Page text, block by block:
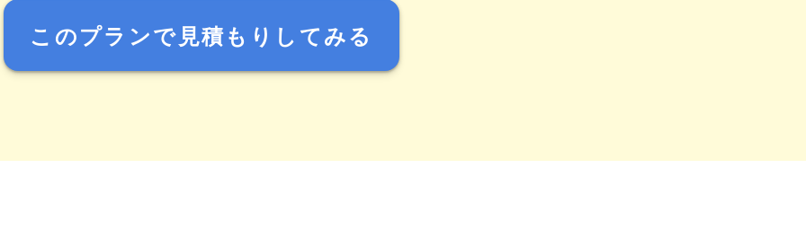
このプランで見積もりしてみる